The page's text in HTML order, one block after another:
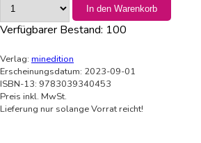
In den Warenkorb
Verfügbarer Bestand: 100
Verlag: minedition
Erscheinungsdatum: 2023-09-01
ISBN-13: 9783039340453
Preis inkl. MwSt.
Lieferung nur solange Vorrat reicht!